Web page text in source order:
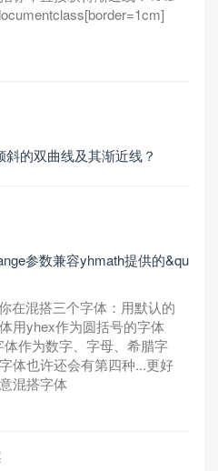
的双曲线及其渐近线？
参数兼容yhmath提供的&qu
在混搭三个字体：用默认的
用yhex作为圆括号的字体
体作为数字、字母、希腊字
体也许还会有第四种...更好
混搭字体